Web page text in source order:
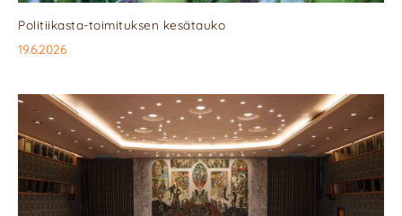
Politiikasta-toimituksen kesätauko
19.6.2026